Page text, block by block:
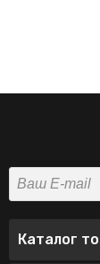
Каталог